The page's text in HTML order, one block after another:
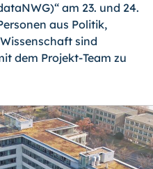
am 23. und 24.
aus Politik,
sind
dem Projekt-Team zu